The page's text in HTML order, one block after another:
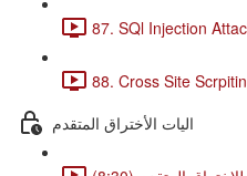
87. SQl Injection
88. Cross Site
اليات الأختراق المتقدم